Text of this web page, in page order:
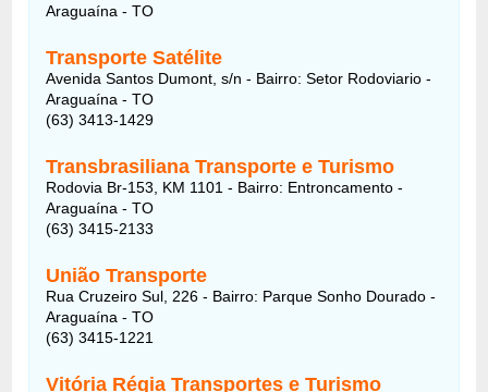
Araguaína - TO
Transporte Satélite
Avenida Santos Dumont, s/n - Bairro: Setor Rodoviario -
Araguaína - TO
(63) 3413-1429
Transbrasiliana Transporte e Turismo
Rodovia Br-153, KM 1101 - Bairro: Entroncamento -
Araguaína - TO
(63) 3415-2133
União Transporte
Rua Cruzeiro Sul, 226 - Bairro: Parque Sonho Dourado -
Araguaína - TO
(63) 3415-1221
Vitória Régia Transportes e Turismo